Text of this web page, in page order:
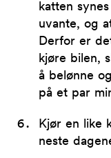
katten
uvante, og
Derfor er
kjøre bilen,
å belønne
på et par
Kjør en like
neste